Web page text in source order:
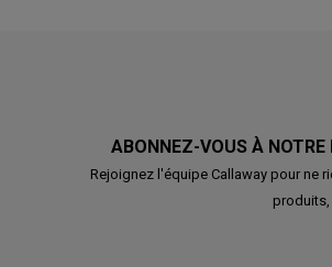
ABONNEZ-VOUS À NOTRE
Rejoignez l'équipe Callaway pour ne